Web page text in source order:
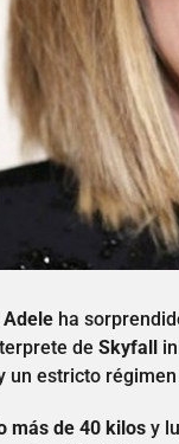
Adele ha
de Skyfall
un estricto
más de 40 kilos y